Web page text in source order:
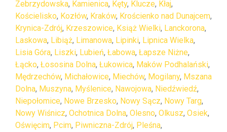
Zebrzydowska, Kamienica, Kęty, Klucze, Kłaj,
Kościelisko, Kozłów, Kraków, Krościenko nad Dunajcem,
Krynica-Zdrój, Krzeszowice, Książ Wielki, Lanckorona,
Laskowa, Libiąż, Limanowa, Lipinki, Lipnica Wielka,
Lisia Góra, Liszki, Lubień, Łabowa, Łapsze Niżne,
Łącko, Łososina Dolna, Łukowica, Maków Podhalański,
Mędrzechów, Michałowice, Miechów, Mogilany, Mszana
Dolna, Muszyna, Myślenice, Nawojowa, Niedźwiedź,
Niepołomice, Nowe Brzesko, Nowy Sącz, Nowy Targ,
Nowy Wiśnicz, Ochotnica Dolna, Olesno, Olkusz, Osiek,
Oświęcim, Pcim, Piwniczna-Zdrój, Pleśna,